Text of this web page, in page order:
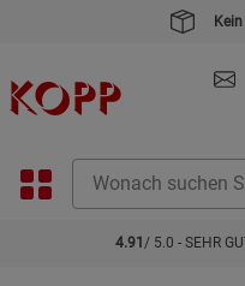
4.91 / 5.0 - SEHR